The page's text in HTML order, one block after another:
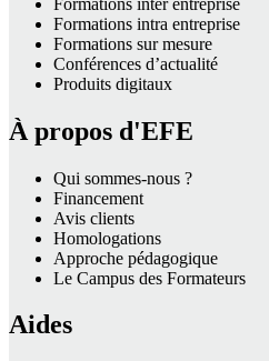
Formations intra entreprise
Formations sur mesure
Conférences d’actualité
Produits digitaux
À propos d'EFE
Qui sommes-nous ?
Financement
Avis clients
Homologations
Approche pédagogique
Le Campus des Formateurs
Aides